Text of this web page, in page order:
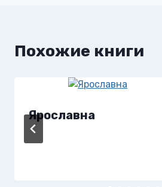
Похожие книги
Ярославна